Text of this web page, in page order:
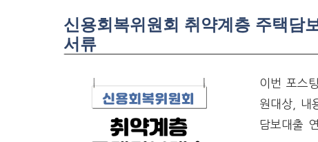
신용회복위원회 취약계층 주택담
서류
이번 포스
원대상, 내
담보대출